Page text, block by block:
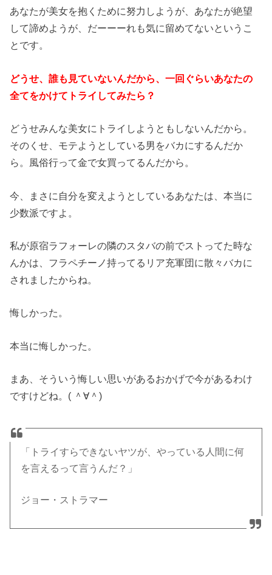
あなたが美女を抱くために努力しようが、あなたが絶望
して諦めようが、だーーーれも気に留めてないというこ
とです。
どうせ、誰も見ていないんだから、一回ぐらいあなたの
全てをかけてトライしてみたら？
どうせみんな美女にトライしようともしないんだから。
そのくせ、モテようとしている男をバカにするんだか
ら。風俗行って金で女買ってるんだから。
今、まさに自分を変えようとしているあなたは、本当に
少数派ですよ。
私が原宿ラフォーレの隣のスタバの前でストってた時な
んかは、フラペチーノ持ってるリア充軍団に散々バカに
されましたからね。
悔しかった。
本当に悔しかった。
まあ、そういう悔しい思いがあるおかげで今があるわけ
ですけどね。( ＾∀＾)
「トライすらできないヤツが、やっている人間に何
を言えるって言うんだ？」
ジョー・ストラマー